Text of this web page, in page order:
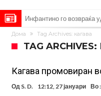
Инфантино го возвраќа
„Влегувам на стадионот
Реал потроши повеќе
паричникот – ќе има
После распродажба,
има 100.000.000 евра за
Ова што се случи на
Дома Tag Archives: кагава
TAG
Кагава промовиран
Од S. D. 12:12, 27 јануари Во :